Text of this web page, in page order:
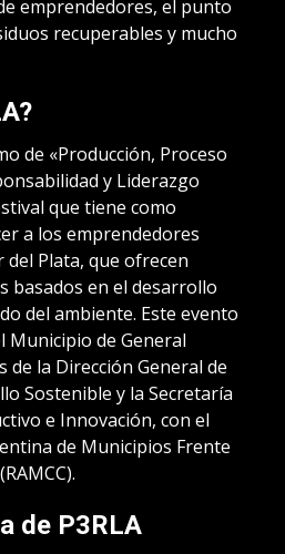
emprendedores, el punto
recuperables y mucho
de «Producción, Proceso
y Liderazgo
que tiene como
a los emprendedores
Plata, que ofrecen
basados en el desarrollo
del ambiente. Este evento
Municipio de General
de la Dirección General de
Sostenible y la Secretaría
e Innovación, con el
de Municipios Frente
de P3RLA